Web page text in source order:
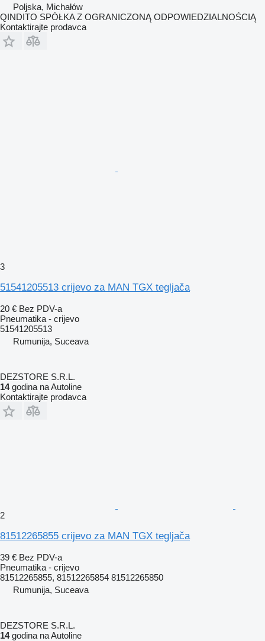
Poljska, Michałów
QINDITO SPÓŁKA Z OGRANICZONĄ ODPOWIEDZIALNOŚCIĄ
Kontaktirajte prodavca
3
51541205513 crijevo za MAN TGX tegljača
20 € Bez PDV-a
Pneumatika - crijevo
51541205513
Rumunija, Suceava
DEZSTORE S.R.L.
14godina na Autoline
Kontaktirajte prodavca
2
81512265855 crijevo za MAN TGX tegljača
39 € Bez PDV-a
Pneumatika - crijevo
81512265855, 81512265854 81512265850
Rumunija, Suceava
DEZSTORE S.R.L.
14godina na Autoline